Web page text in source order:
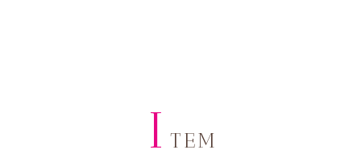
I TEM